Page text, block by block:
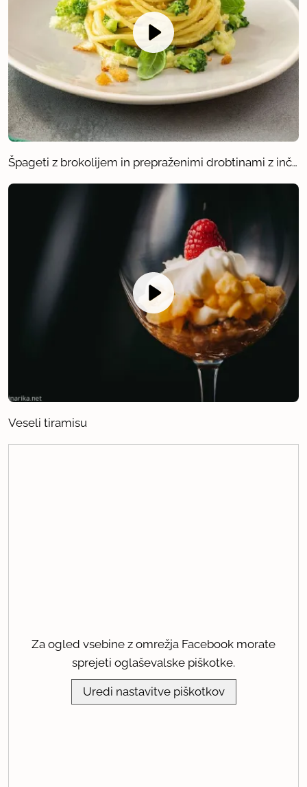
Špageti z brokolijem in prepraženimi drobtinami z inčuni
Veseli tiramisu
Za ogled vsebine z omrežja Facebook morate
sprejeti oglaševalske piškotke.
Uredi nastavitve piškotkov